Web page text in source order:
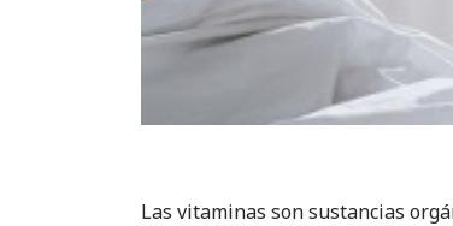
Las vitaminas son sustancias